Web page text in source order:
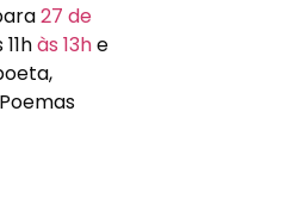
27 de
às 13he